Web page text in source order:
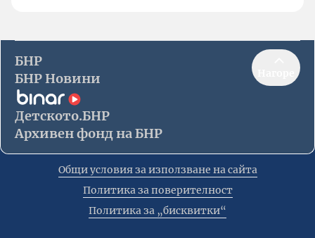
БНР
БНР Новини
Детското.БНР
Архивен фонд на БНР
Общи условия за използване на сайта
Политика за поверителност
Политика за „бисквитки“